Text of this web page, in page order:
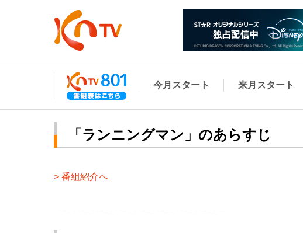
今月スタート 来月スタート
「ランニングマン」のあらすじ
番組紹介へ